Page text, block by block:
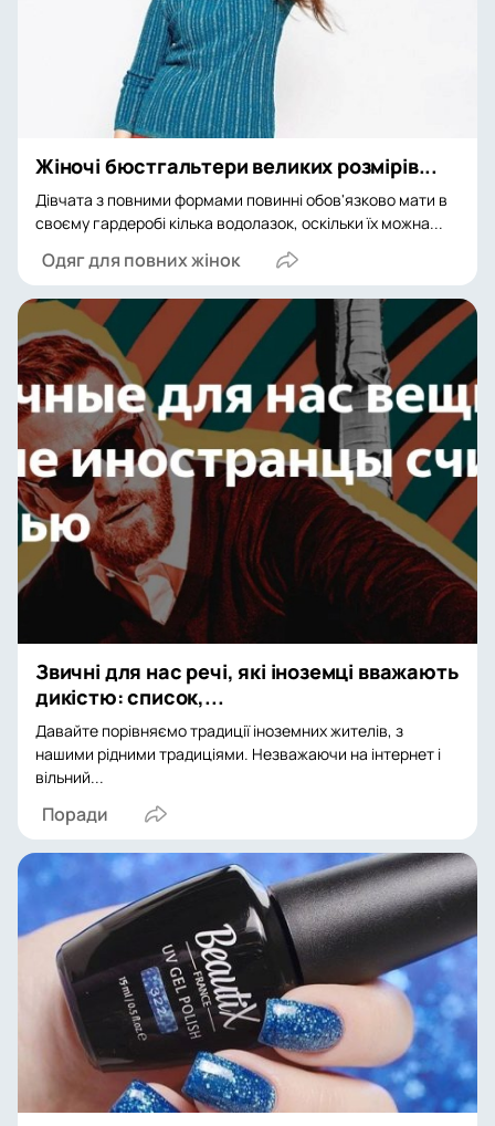
Жіночі бюстгальтери великих розмірів...
Дівчата з повними формами повинні обов'язково мати в
своєму гардеробі кілька водолазок, оскільки їх можна...
Одяг для повних жінок
Звичні для нас речі, які іноземці вважають
дикістю: список,...
Давайте порівняємо традиції іноземних жителів, з
нашими рідними традиціями. Незважаючи на інтернет і
вільний...
Поради